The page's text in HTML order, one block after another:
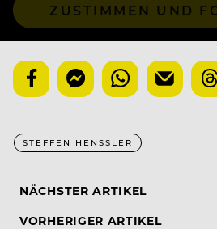
ZUSTIMMEN UND
STEFFEN HENSSLER
NÄCHSTER ARTIKEL
VORHERIGER ARTIKEL